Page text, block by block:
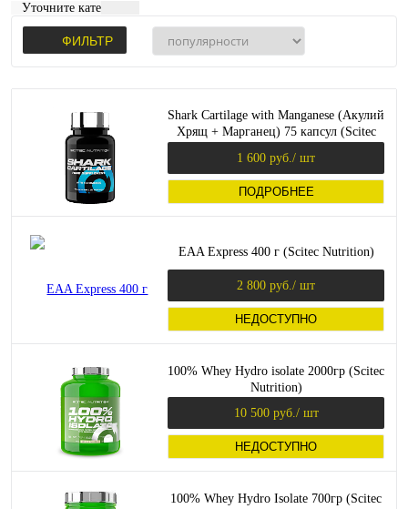
Уточните категорию:
ФИЛЬТР
Shark Cartilage with Manganese (Акулий
Хрящ + Марганец) 75 капсул (Scitec
1 600 руб. / шт
ПОДРОБНЕЕ
EAA Express 400 г (Scitec Nutrition)
2 800 руб. / шт
НЕДОСТУПНО
100% Whey Hydro isolate 2000гр (Scitec
Nutrition)
10 500 руб. / шт
НЕДОСТУПНО
100% Whey Hydro Isolate 700гр (Scitec